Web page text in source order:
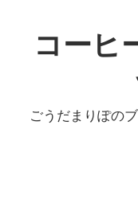
ン
テ
へ
コーヒ
ごうだまりぽの